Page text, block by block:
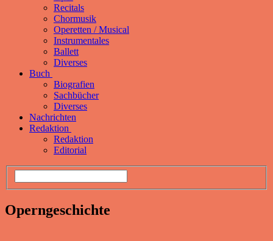
Recitals
Chormusik
Operetten / Musical
Instrumentales
Ballett
Diverses
Buch
Biografien
Sachbücher
Diverses
Nachrichten
Redaktion
Redaktion
Editorial
Operngeschichte